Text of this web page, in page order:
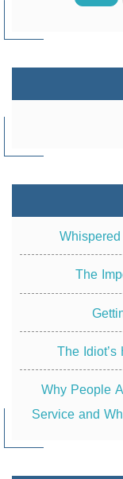
The
The
Why People
Service and